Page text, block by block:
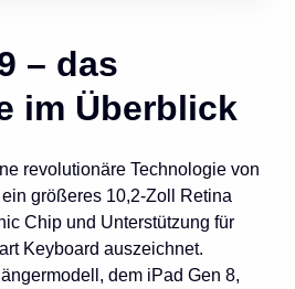
– das
im Überblick
revolutionäre Technologie von
größeres 10,2-Zoll Retina
Chip und Unterstützung für
Keyboard auszeichnet.
dem iPad Gen 8,